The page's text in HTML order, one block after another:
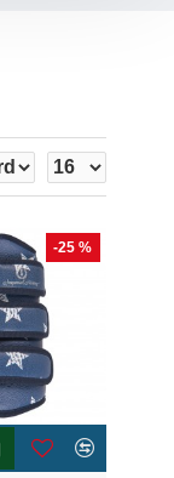
-25 %